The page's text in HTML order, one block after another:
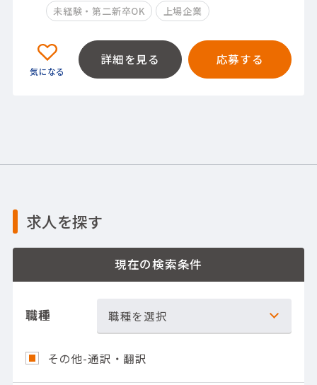
未経験・第二新卒OK 上場企業
詳細を見る 応募する
求人を探す
現在の検索条件
職種 職種を選択
その他-通訳・翻訳